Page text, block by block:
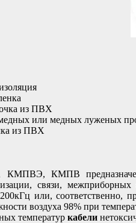
из ПВХ
или медных луженых
из ПВХ
КМПВ предназначены
связи,
или,
воздуха 98% при
температур кабели